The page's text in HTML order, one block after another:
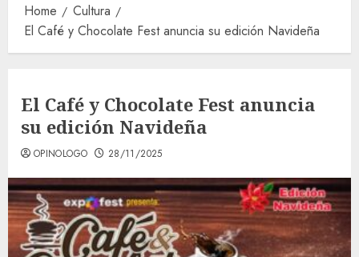
Home
Cultura
El Café y Chocolate Fest anuncia su edición Navideña
El Café y Chocolate Fest anuncia
su edición Navideña
OPINOLOGO 28/11/2025